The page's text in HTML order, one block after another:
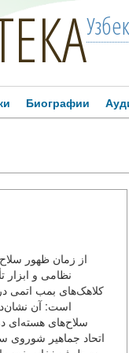
Биографии
از زمان ظهور
نظامی و ابزار
کلاهک‌های بمب اتمی
است: آن
اتحاد جماهیر شوروی